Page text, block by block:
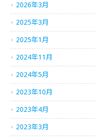
2026年3月
2025年3月
2025年1月
2024年11月
2024年5月
2023年10月
2023年4月
2023年3月